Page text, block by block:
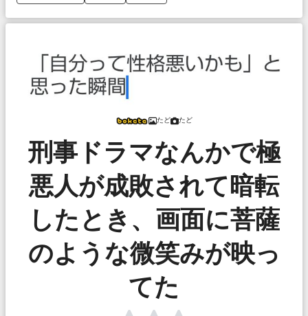
たど たど
刑事ドラマなんかで極
悪人が成敗されて暗転
したとき、画面に菩薩
のような微笑みが映っ
てた